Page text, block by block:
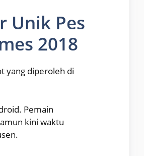
Unik Pes
2018
yang diperoleh di
Pemain
kini waktu